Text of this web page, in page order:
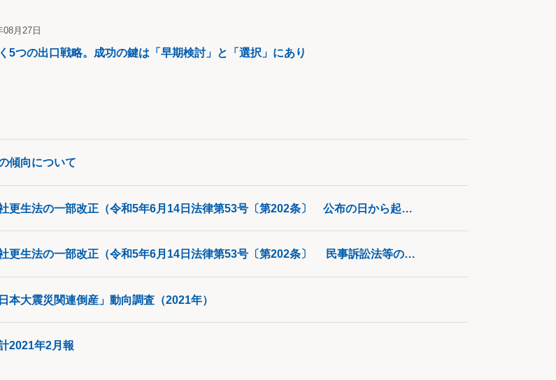
08月27日
5つの出口戦略。成功の鍵は「早期検討」と「選択」にあり
傾向について
【改正情報】会社更生法の一部改正（令和5年6月14日法律第53号〔第202条〕 公布の日から起算して5年を超えない範囲内において政令で定める日から施行）
【改正情報】会社更生法の一部改正（令和5年6月14日法律第53号〔第202条〕 民事訴訟法等の一部を改正する法律（令和4年5月25日法律第48号）の施行の日）
本大震災関連倒産」動向調査（2021年）
2021年2月報